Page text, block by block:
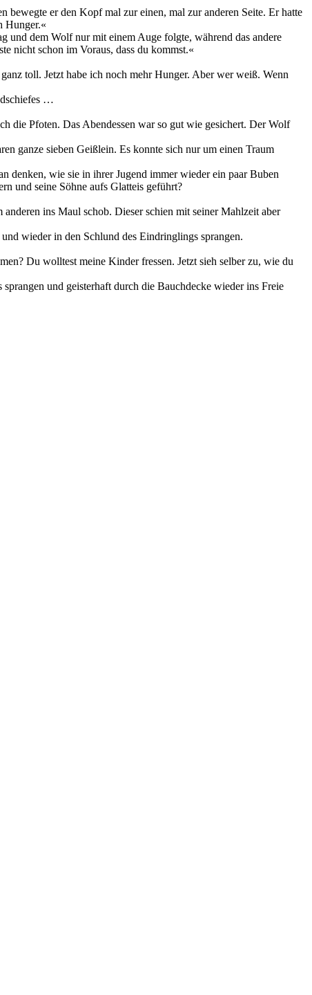
er den Kopf mal zur einen, mal zur anderen Seite. Er hatte
Hunger.«
und dem Wolf nur mit einem Auge folgte, während das andere
nicht schon im Voraus, dass du kommst.«
toll. Jetzt habe ich noch mehr Hunger. Aber wer weiß. Wenn
…
die Pfoten. Das Abendessen war so gut wie gesichert. Der Wolf
ganze sieben Geißlein. Es konnte sich nur um einen Traum
denken, wie sie in ihrer Jugend immer wieder ein paar Buben
und seine Söhne aufs Glatteis geführt?
ins Maul schob. Dieser schien mit seiner Mahlzeit aber
wieder in den Schlund des Eindringlings sprangen.
Du wolltest meine Kinder fressen. Jetzt sieh selber zu, wie du
und geisterhaft durch die Bauchdecke wieder ins Freie